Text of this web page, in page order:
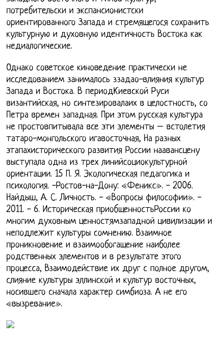
потребительски и экспансионистски
ориентированного Запада и стремящегося сохранить
культурную и духовную идентичность Востока как
недиалогические.
Однако советское киноведение практически не
исследованием занималось ззадао-влияния культур
Запада и Востока. В периодКиевской Руси
византийская, но синтезировалаих в целостность, со
Петра времен западная. При этом русская культура
не простовпитывала все эти элементы – встолетия
татаро-монгольского игавосточная, На разных
этапахисторического развития России наавансцену
выступала одна из трех линийсоциокультурной
ориентации. 15 П. Я. Экологическая педагогика и
психология. -Ростов-на-Дону: «Феникс». - 2006.
Найдыш, А. С. Личность. - «Вопросы философии». -
2011. - 6. Историческая приобщенностьРоссии ко
многим духовным ценностямзападной цивилизации и
неподлежит культуры сомнению. Взаимное
проникновение и взаимообогащение наиболее
родственных элементов и в результате этого
процесса, Взаимодействие их друг с полное другом,
слияние культуры эллинской и культур восточных,
носившего сначала характер симбиоза. А не его
«вызревание».